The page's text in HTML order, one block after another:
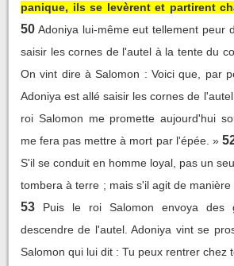
panique, ils se levèrent et partirent
50 Adoniya lui-même eut tellement peur
saisir les cornes de l'autel à la tente du
On vint dire à Salomon : Voici que, par
Adoniya est allé saisir les cornes de
roi Salomon me promette aujourd'hui
me fera pas mettre à mort par l'épée. »
S'il se conduit en homme loyal, pas un
tombera à terre ; mais s'il agit de manière
53
Puis le roi Salomon envoya des
descendre de l'autel. Adoniya vint se
Salomon qui lui dit : Tu peux rentrer chez